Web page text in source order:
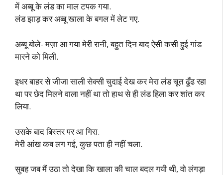
में अब्बू के लंड का माल टपक गया.
लंड झाड़ कर अब्बू खाला के बगल में लेट गए.
अब्बू बोले- मज़ा आ गया मेरी रानी, बहुत दिन बाद ऐसी कसी हुई गांड
मारने को मिली.
इधर बाहर से जीजा साली सेक्सी चुदाई देख कर मेरा लंड चूत ढूँढ रहा
था पर छेद मिलने वाला नहीं था तो हाथ से ही लंड हिला कर शांत कर
लिया.
उसके बाद बिस्तर पर आ गिरा.
मेरी आंख कब लग गई, कुछ पता ही नहीं चला.
सुबह जब मैं उठा तो देखा कि खाला की चाल बदल गयी थी, वो लंगड़ा